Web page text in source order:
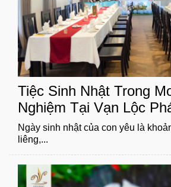
Tiệc Sinh Nhật Trong
Nghiệm Tại Vạn Lộc
Ngày sinh nhật của con yêu là
liêng,...